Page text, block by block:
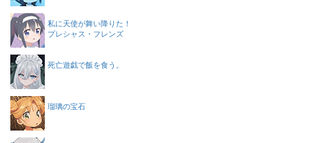
私に天使が舞い降りた！
プレシャス・フレンズ
死亡遊戯で飯を食う。
瑠璃の宝石